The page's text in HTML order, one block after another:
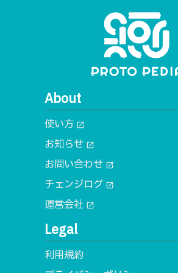
About
使い方 open_in_new
お知らせ open_in_new
お問い合わせ open_in_new
チェンジログ open_in_new
運営会社 open_in_new
Legal
利用規約